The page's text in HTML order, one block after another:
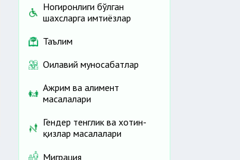
Ногиронлиги бўлган
шахсларга имтиёзлар
Таълим
Оилавий муносабатлар
Ажрим ва алимент
масалалари
Гендер тенглик ва хотин-
қизлар масалалари
Миграция